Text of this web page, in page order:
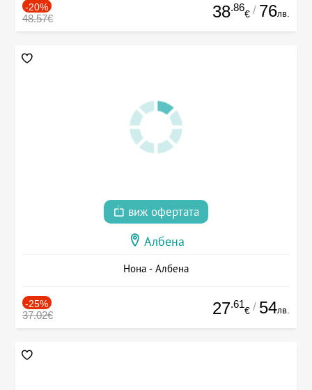
-20%
48.57€ 38.86
€ / 76лв.
виж офертата
Албена
Нона - Албена
-25%
37.02€ 27.61
€ / 54лв.